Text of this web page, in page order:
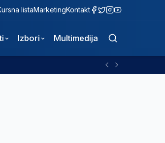
listaMarketingKontakt
Izbori Multimedija